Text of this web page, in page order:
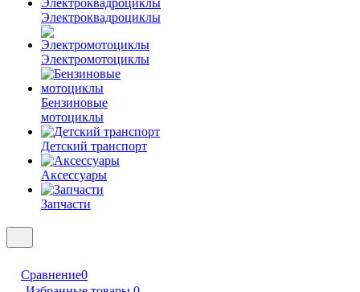
Электроквадроциклы
Электромотоциклы
Бензиновые
мотоциклы
Детский транспорт
Аксессуары
Запчасти
Сравнение0